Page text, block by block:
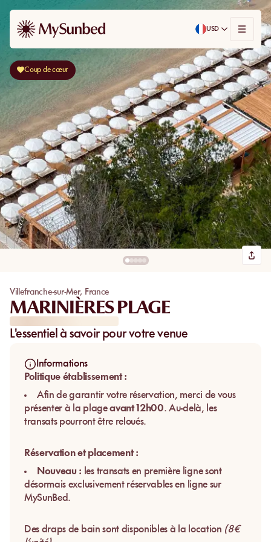
Coup de cœur
USD
Villefranche-sur-Mer, France
MARINIÈRES PLAGE
L'essentiel à savoir pour votre venue
Informations
Politique établissement :
Afin de garantir votre réservation, merci de vous
présenter à la plageavant 12h00. Au-delà, les
transats pourront être reloués.
Réservation et placement :
Nouveau : les transats en première ligne sont
désormais exclusivement réservables en ligne sur
MySunBed.
Des draps de bain sont disponibles à la location (8€